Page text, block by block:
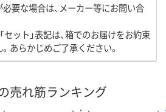
要な場合は、メーカー等にお問い合
セット」表記は、箱でのお届けをお約束
あらかじめご了承ください。
売れ筋ランキング